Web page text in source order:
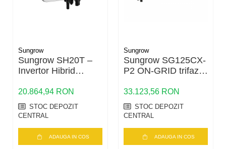
Sungrow
Sungrow SH20T –
Invertor Hibrid
Depozitul de
Fotovoltaice
20.864,94 RON
STOC DEPOZIT
CENTRAL
ADAUGA IN COS
Sungrow
Sungrow SG125CX-
P2 ON-GRID trifazic
33.123,56 RON
STOC DEPOZIT
CENTRAL
ADAUGA IN COS